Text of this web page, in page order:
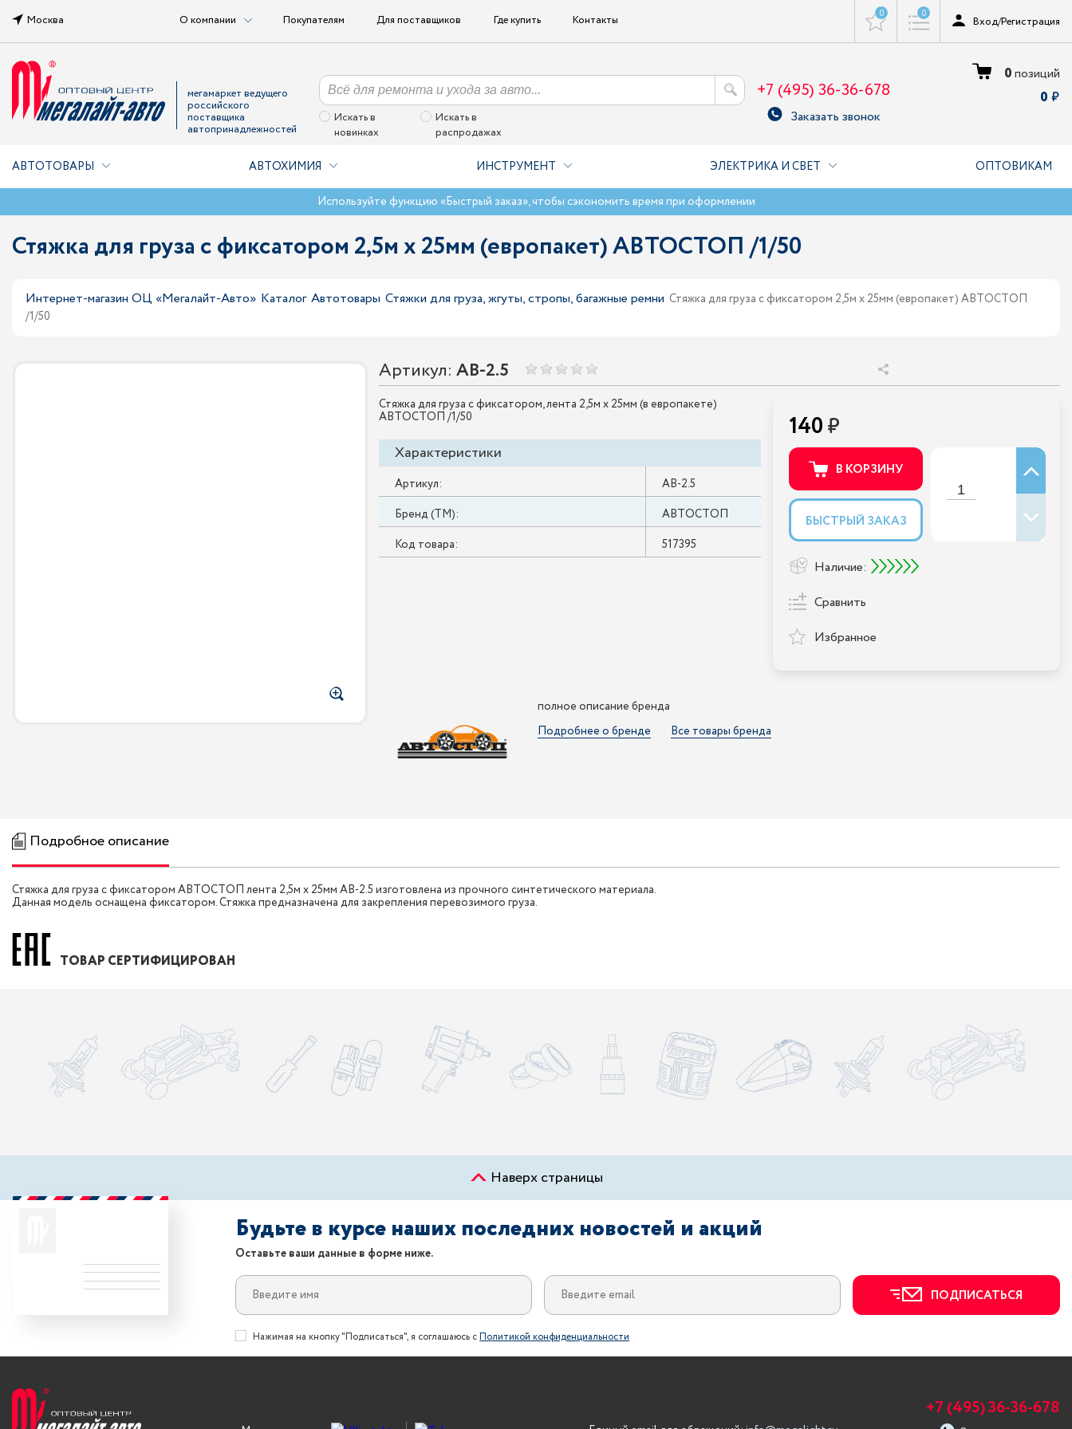
Москва О компании Покупателям Для поставщиков Где купить Контакты 0 0
Вход/Регистрация
мегамаркет ведущего
российского
поставщика
автопринадлежностей
Искать в
новинках
Искать в
распродажах
+7 (495) 36-36-678
Заказать звонок
0позиций
0
АВТОТОВАРЫ АВТОХИМИЯ ИНСТРУМЕНТ ЭЛЕКТРИКА И СВЕТ ОПТОВИКАМ
Используйте функцию «Быстрый заказ», чтобы сэкономить время при оформлении
Стяжка для груза с фиксатором 2,5м х 25мм (европакет) АВТОСТОП /1/50
Интернет-магазин ОЦ «Мегалайт-Авто» Каталог Автотовары Стяжки для груза, жгуты, стропы, багажные ремни Стяжка для груза с фиксатором 2,5м х 25мм (европакет) АВТОСТОП
/1/50
Артикул: AB-2.5
Стяжка для груза с фиксатором, лента 2,5м х 25мм (в европакете)
АВТОСТОП /1/50
Характеристики
Артикул:
AB-2.5
Бренд (ТМ):
АВТОСТОП
Код товара:
517395
140
В КОРЗИНУ
БЫСТРЫЙ ЗАКАЗ
Наличие:
Сравнить
Избранное
полное описание бренда
Подробнее о бренде
Все товары бренда
Подробное описание
Стяжка для груза с фиксатором АВТОСТОП лента 2,5м х 25мм AB-2.5 изготовлена из прочного синтетического материала.
Данная модель оснащена фиксатором. Стяжка предназначена для закрепления перевозимого груза.
ТОВАР СЕРТИФИЦИРОВАН
Наверх страницы
Будьте в курсе наших последних новостей и акций
Оставьте ваши данные в форме ниже.
ПОДПИСАТЬСЯ
Нажимая на кнопку "Подписаться", я соглашаюсь сПолитикой конфиденциальности
+7 (495) 36-36-678